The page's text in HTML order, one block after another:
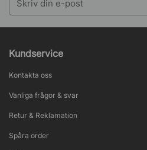
Kundservice
Kontakta oss
Vanliga frågor & svar
Retur & Reklamation
Spåra order